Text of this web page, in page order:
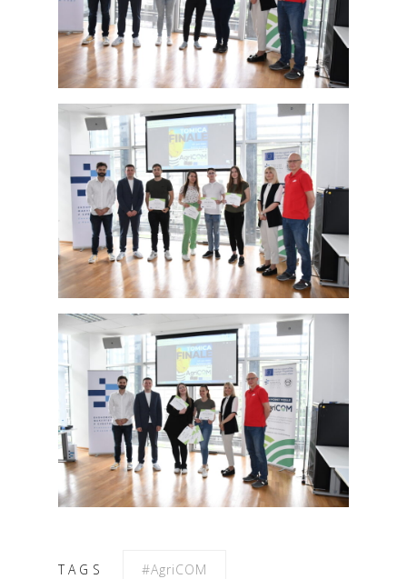
TAGS #AgriCOM